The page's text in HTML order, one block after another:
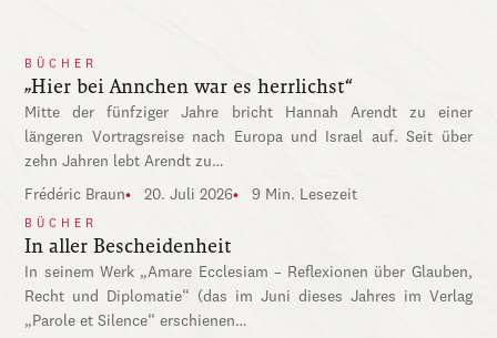
BÜCHER
„Hier bei Annchen war es herrlichst“
Mitte der fünfziger Jahre bricht Hannah Arendt zu einer
längeren Vortragsreise nach Europa und Israel auf. Seit über
zehn Jahren lebt Arendt zu…
Frédéric Braun 20. Juli 2026 9 Min. Lesezeit
BÜCHER
In aller Bescheidenheit
In seinem Werk „Amare Ecclesiam – Reflexionen über Glauben,
Recht und Diplomatie“ (das im Juni dieses Jahres im Verlag
„Parole et Silence“ erschienen…